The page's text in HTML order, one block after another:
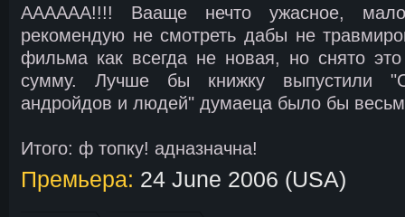
АААААА!!!! Вааще нечто ужасное,
рекомендую не смотреть дабы не
фильма как всегда не новая, но снято
сумму. Лучше бы книжку выпустили "О
андройдов и людей" думаеца было бы
Итого: ф топку! адназначна!
Премьера: 24 June 2006 (USA)